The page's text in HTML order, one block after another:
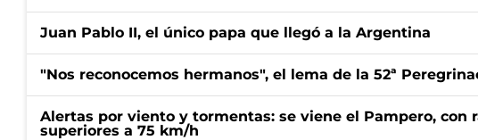
Juan Pablo II, el único papa que llegó a la Argentina
"Nos reconocemos hermanos", el lema de la 52ª
Alertas por viento y tormentas: se viene el Pampero, con
superiores a 75 km/h